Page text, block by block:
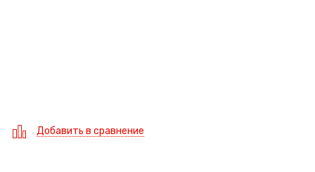
Добавить в сравнение